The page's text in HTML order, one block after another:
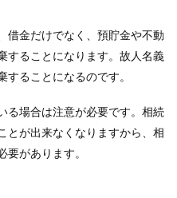
借金だけでなく、預貯金や不動
することになります。故人名義
ることになるのです。
る場合は注意が必要です。相続
とが出来なくなりますから、相
があります。